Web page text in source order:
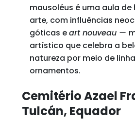
mausoléus é uma aula
arte, com influências
góticas eart nouveau —
artístico que celebra a
natureza por meio de
ornamentos.
Cemitério Azael
Tulcán, Equador